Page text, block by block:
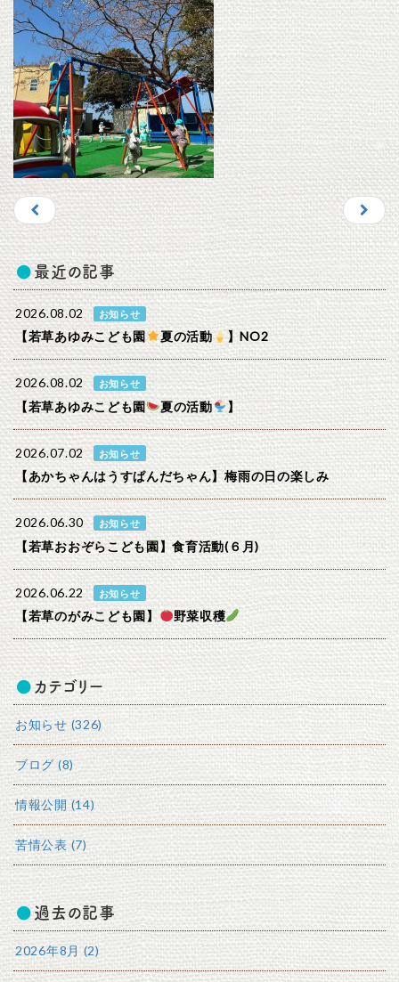
最近の記事
2026.08.02 お知らせ
【若草あゆみこども園 夏の活動 】NO2
2026.08.02 お知らせ
【若草あゆみこども園 夏の活動 】
2026.07.02 お知らせ
【あかちゃんはうすぱんだちゃん】梅雨の日の楽しみ
2026.06.30 お知らせ
【若草おおぞらこども園】食育活動(６月)
2026.06.22 お知らせ
【若草のがみこども園】 野菜収穫
カテゴリー
お知らせ (326)
ブログ (8)
情報公開 (14)
苦情公表 (7)
過去の記事
2026年8月 (2)